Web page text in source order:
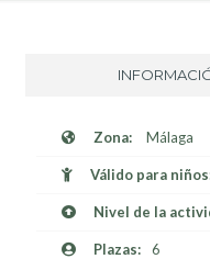
Zona: Málaga
Válido para
Nivel de la
Plazas: 6